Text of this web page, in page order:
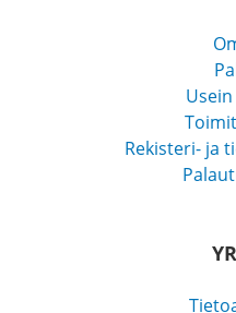
Rekisteri- ja